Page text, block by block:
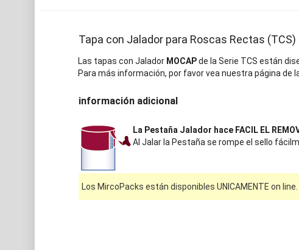
Tapa con Jalador para Roscas Rectas (TCS)
Las tapas con Jalador MOCAPde la Serie TCS están
Para más información, por favor vea nuestra página de
información adicional
La Pestaña Jalador hace FACIL EL
Al Jalar la Pestaña se rompe el sello
Los MircoPacks están disponibles UNICAMENTE on line.